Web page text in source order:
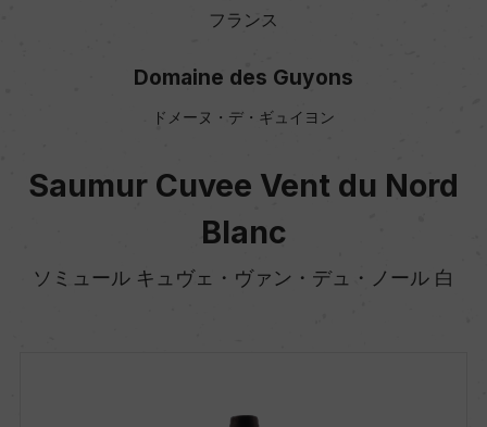
フランス
Domaine des Guyons
ドメーヌ・デ・ギュイヨン
Saumur Cuvee Vent du Nord
Blanc
ソミュール キュヴェ・ヴァン・デュ・ノール 白